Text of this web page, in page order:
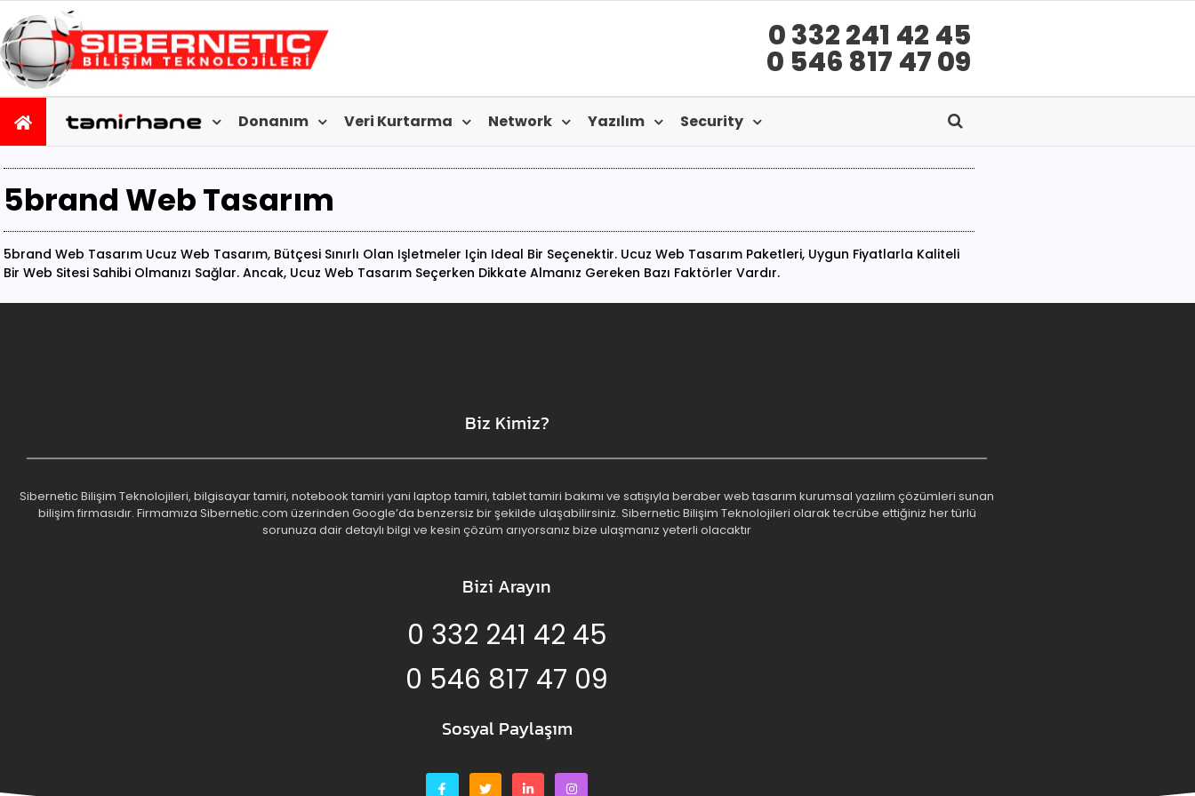
0 332 241 42 45
0 546 817 47 09
Donanım Veri Kurtarma Network Yazılım Security
5brand Web Tasarım
5brand Web Tasarım Ucuz Web Tasarım, Bütçesi Sınırlı Olan Işletmeler Için Ideal Bir Seçenektir. Ucuz Web Tasarım Paketleri, Uygun Fiyatlarla Kaliteli
Bir Web Sitesi Sahibi Olmanızı Sağlar. Ancak, Ucuz Web Tasarım Seçerken Dikkate Almanız Gereken Bazı Faktörler Vardır.
Biz Kimiz?
Sibernetic Bilişim Teknolojileri, bilgisayar tamiri, notebook tamiri yani laptop tamiri, tablet tamiri bakımı ve satışıyla beraber web tasarım kurumsal yazılım çözümleri sunan
bilişim firmasıdır. Firmamıza Sibernetic.com üzerinden Google’da benzersiz bir şekilde ulaşabilirsiniz. Sibernetic Bilişim Teknolojileri olarak tecrübe ettiğiniz her türlü
sorunuza dair detaylı bilgi ve kesin çözüm arıyorsanız bize ulaşmanız yeterli olacaktır
Bizi Arayın
0 332 241 42 45
0 546 817 47 09
Sosyal Paylaşım